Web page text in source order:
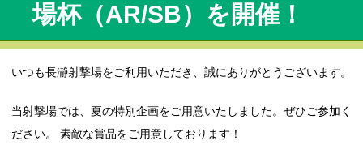
場杯（AR/SB）を開催！
いつも長瀞射撃場をご利用いただき、誠にありがとうございます。
当射撃場では、夏の特別企画をご用意いたしました。ぜひご参加く
ださい。 素敵な賞品をご用意しております！